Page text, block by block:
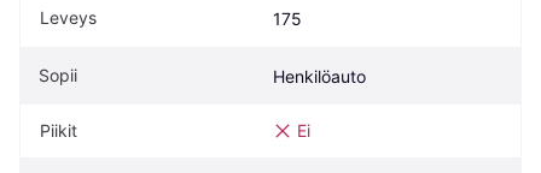
Leveys 175
Sopii Henkilöauto
Piikit Ei